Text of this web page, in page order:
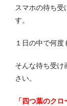
スマホの待ち
す。
１日の中で何度
そんな待ち受け
さい。
「四つ葉のク